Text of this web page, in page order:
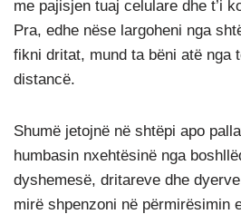
me pajisjen tuaj celulare dhe t’i
Pra, edhe nëse largoheni nga
fikni dritat, mund ta bëni atë nga
distancë.
Shumë jetojnë në shtëpi apo
humbasin nxehtësinë nga
dyshemesë, dritareve dhe
mirë shpenzoni në përmirësimin